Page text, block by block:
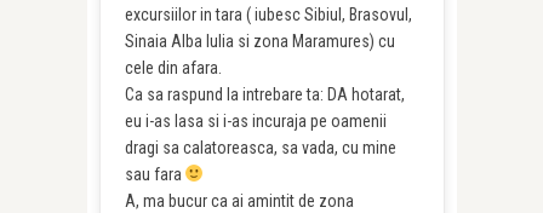
excursiilor in tara ( iubesc Sibiul, Brasovul,
Sinaia Alba Iulia si zona Maramures) cu
cele din afara.
Ca sa raspund la intrebare ta: DA hotarat,
eu i-as lasa si i-as incuraja pe oamenii
dragi sa calatoreasca, sa vada, cu mine
sau fara
A, ma bucur ca ai amintit de zona